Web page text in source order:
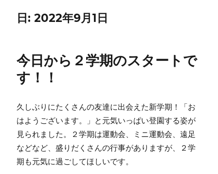
日:2022年9月1日
今日から２学期のスタートで
す！！
久しぶりにたくさんの友達に出会えた新学期！「お
はようございます。」と元気いっぱい登園する姿が
見られました。２学期は運動会、ミニ運動会、遠足
などなど、盛りだくさんの行事がありますが、２学
期も元気に過ごしてほしいです。